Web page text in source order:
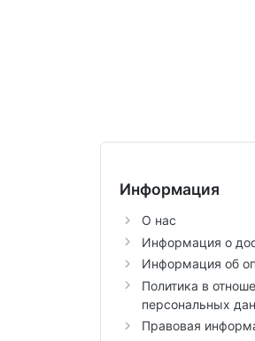
Информация
О нас
Информация о
Информация об
Политика в
персональных
Правовая